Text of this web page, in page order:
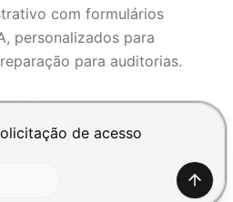
com formulários
personalizados para
para auditorias.
Shift+Enter para
Gerar